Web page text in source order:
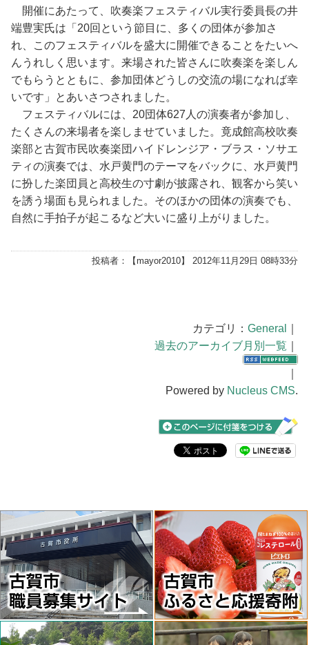
開催にあたって、吹奏楽フェスティバル実行委員長の井
端豊実氏は「20回という節目に、多くの団体が参加さ
れ、このフェスティバルを盛大に開催できることをたいへ
んうれしく思います。来場された皆さんに吹奏楽を楽しん
でもらうとともに、参加団体どうしの交流の場になれば幸
いです」とあいさつされました。
フェスティバルには、20団体627人の演奏者が参加し、
たくさんの来場者を楽しませていました。竟成館高校吹奏
楽部と古賀市民吹奏楽団ハイドレンジア・ブラス・ソサエ
ティの演奏では、水戸黄門のテーマをバックに、水戸黄門
に扮した楽団員と高校生の寸劇が披露され、観客から笑い
を誘う場面も見られました。そのほかの団体の演奏でも、
自然に手拍子が起こるなど大いに盛り上がりました。
投稿者：【mayor2010】 2012年11月29日 08時33分
カテゴリ： General
過去のアーカイブ月別一覧
Powered by Nucleus CMS.